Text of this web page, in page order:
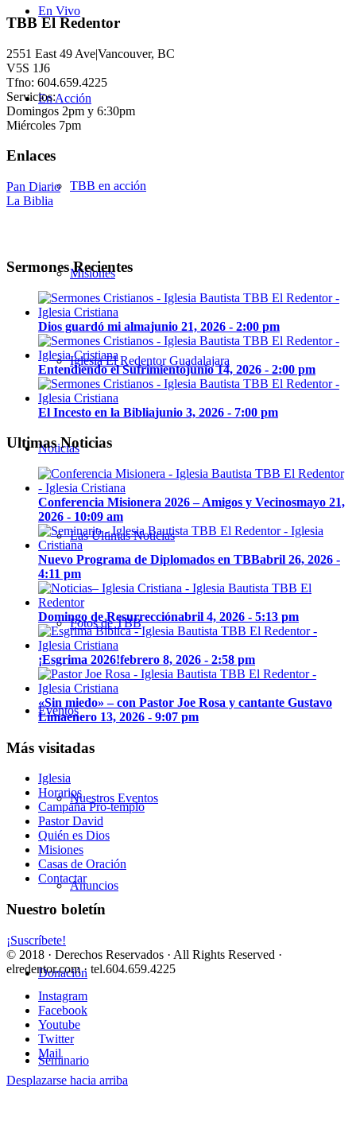
En Vivo
En Acción
TBB en acción
Misiones
Iglesia El Redentor Guadalajara
Noticias
Las Últimas Noticias
Fotos de TBB
Eventos
Nuestros Eventos
Anuncios
Donación
Seminario
TBB El Redentor
2551 East 49 Ave|Vancouver, BC
V5S 1J6
Tfno: 604.659.4225
Servicios:
Domingos 2pm y 6:30pm
Miércoles 7pm
Enlaces
Pan Diario
La Biblia
Sermones Recientes
Dios guardó mi almajunio 21, 2026 - 2:00 pm
Entendiendo el Sufrimientojunio 14, 2026 - 2:00 pm
El Incesto en la Bibliajunio 3, 2026 - 7:00 pm
Ultimas Noticias
Conferencia Misionera 2026 – Amigos y Vecinosmayo 21,
2026 - 10:09 am
Nuevo Programa de Diplomados en TBBabril 26, 2026 -
4:11 pm
Domingo de Resurrecciónabril 4, 2026 - 5:13 pm
¡Esgrima 2026!febrero 8, 2026 - 2:58 pm
«Sin miedo» – con Pastor Joe Rosa y cantante Gustavo
Limaenero 13, 2026 - 9:07 pm
Más visitadas
Iglesia
Horarios
Campaña Pro-templo
Pastor David
Quién es Dios
Misiones
Casas de Oración
Contactar
Nuestro boletín
¡Suscríbete!
© 2018 · Derechos Reservados · All Rights Reserved ·
elredentor.com · tel.604.659.4225
Instagram
Facebook
Youtube
Twitter
Mail
Desplazarse hacia arriba